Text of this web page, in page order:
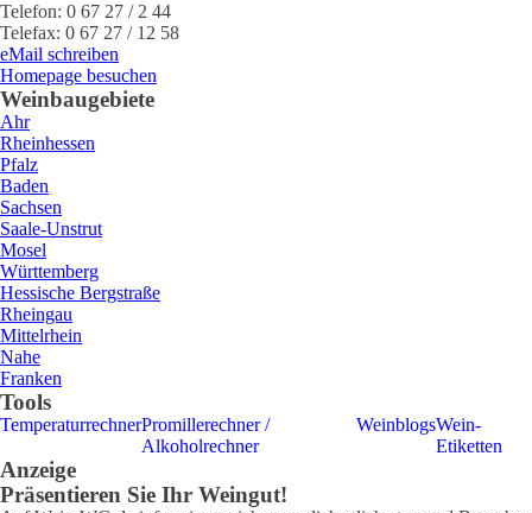
Telefon: 0 67 27 / 2 44
Telefax: 0 67 27 / 12 58
eMail schreiben
Homepage besuchen
Weinbaugebiete
Ahr
Rheinhessen
Pfalz
Baden
Sachsen
Saale-Unstrut
Mosel
Württemberg
Hessische Bergstraße
Rheingau
Mittelrhein
Nahe
Franken
Tools
TemperaturrechnerPromillerechner /
Alkoholrechner
WeinblogsWein-
Etiketten
Anzeige
Präsentieren Sie Ihr Weingut!